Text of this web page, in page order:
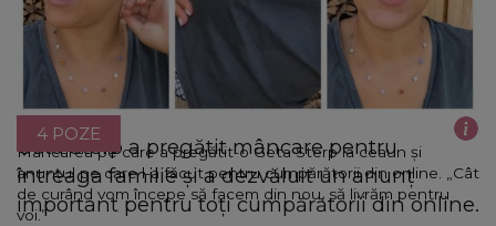
Mâncarea pe care a pregătit-o Geta Sterp la ceaun și
anunțul pe care l-a făcut pentru cumpărătorii din online. „Cât
de curând vom începe să facem din nou, să livrăm pentru
voi.”
4 POZE
Geta Sterp a pregătit mâncare pentru
întreaga familie și a dezvăluit un anunț
important pentru toți cumpărătorii din online.